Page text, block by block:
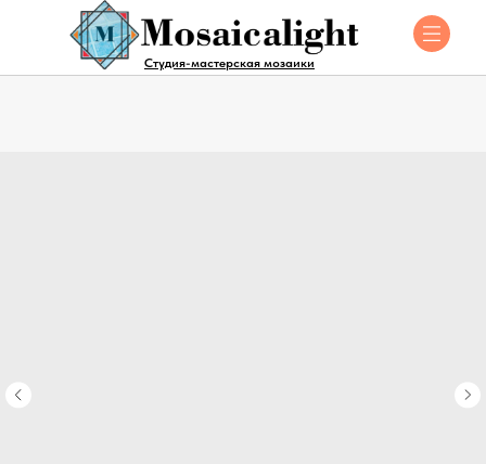
Студия-мастерская мозаики